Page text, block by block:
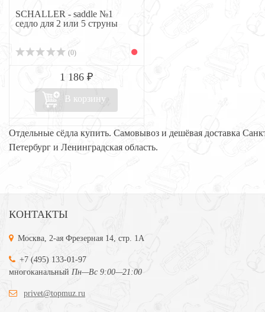
SCHALLER - saddle №1
седло для 2 или 5 струны
(0)
1 186 ₽
В корзину
Отдельные сёдла купить. Самовывоз и дешёвая доставка
Петербург и Ленинградская область.
КОНТАКТЫ
Москва, 2-ая Фрезерная 14, стр. 1А
+7 (495) 133-01-97
многоканальный Пн—Вс 9:00—21:00
privet@topmuz.ru